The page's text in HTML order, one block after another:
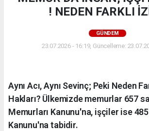
! NEDEN FARKLI
GÜNDEM
23.07.2026 - 16:19, Güncelleme:
Aynı Acı, Aynı Sevinç; Peki Neden
Hakları? Ülkemizde memurlar 657
Memurları Kanunu'na, işçiler ise
Kanunu'na tabidir.